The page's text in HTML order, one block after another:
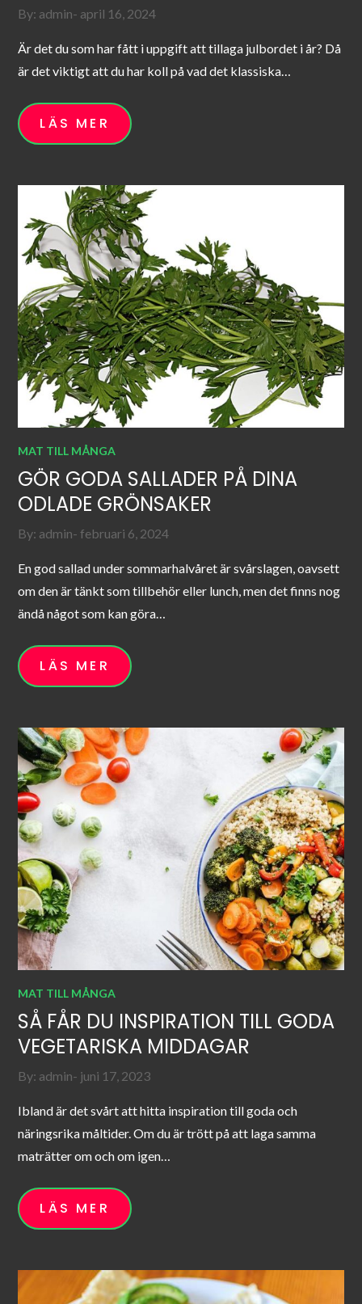
By: admin Posted
april 16, 2024
Är det du som har fått i uppgift att tillaga julbordet i år? Då
är det viktigt att du har koll på vad det klassiska…
LÄS MER
MAT TILL MÅNGA
GÖR GODA SALLADER PÅ DINA
ODLADE GRÖNSAKER
By: admin Posted
februari 6, 2024
En god sallad under sommarhalvåret är svårslagen, oavsett
om den är tänkt som tillbehör eller lunch, men det finns nog
ändå något som kan göra…
LÄS MER
MAT TILL MÅNGA
SÅ FÅR DU INSPIRATION TILL GODA
VEGETARISKA MIDDAGAR
By: admin Posted
juni 17, 2023
Ibland är det svårt att hitta inspiration till goda och
näringsrika måltider. Om du är trött på att laga samma
maträtter om och om igen…
LÄS MER